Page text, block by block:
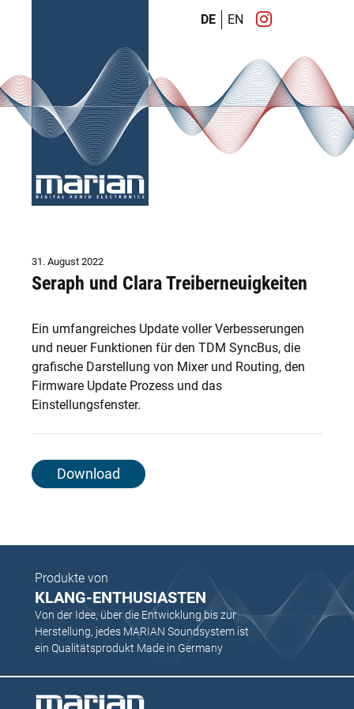
DE EN
31. August 2022
Seraph und Clara Treiberneuigkeiten
Ein umfangreiches Update voller Verbesserungen
und neuer Funktionen für den TDM SyncBus, die
grafische Darstellung von Mixer und Routing, den
Firmware Update Prozess und das
Einstellungsfenster.
Download
Produkte von
KLANG-ENTHUSIASTEN
Von der Idee, über die Entwicklung bis zur
Herstellung, jedes MARIAN Soundsystem ist
ein Qualitätsprodukt Made in Germany